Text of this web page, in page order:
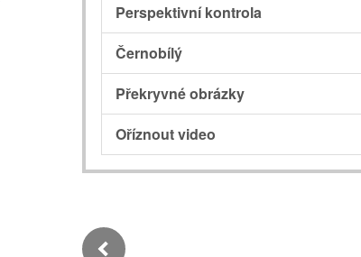
Perspektivní kontrola
Černobílý
Překryvné obrázky
Oříznout video